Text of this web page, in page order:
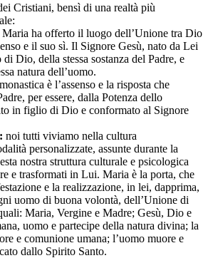
Cristiani, bensì di una realtà più
Maria ha offerto il luogo dell’Unione tra Dio
e il suo sì. Il Signore Gesù, nato da Lei
Dio, della stessa sostanza del Padre, e
natura dell’uomo.
è l’assenso e la risposta che
per essere, dalla Potenza dello
in figlio di Dio e conformato al Signore
noi tutti viviamo nella cultura
personalizzate, assunte durante la
nostra struttura culturale e psicologica
e trasformati in Lui. Maria è la porta, che
e la realizzazione, in lei, dapprima,
uomo di buona volontà, dell’Unione di
Maria, Vergine e Madre; Gesù, Dio e
uomo e partecipe della natura divina; la
e comunione umana; l’uomo muore e
dallo Spirito Santo.